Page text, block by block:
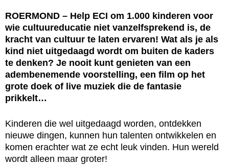
ROERMOND – Help ECI om 1.000 kinderen voor
wie cultuureducatie niet vanzelfsprekend is, de
kracht van cultuur te laten ervaren! Wat als je als
kind niet uitgedaagd wordt om buiten de kaders
te denken? Je nooit kunt genieten van een
adembenemende voorstelling, een film op het
grote doek of live muziek die de fantasie
prikkelt…
Kinderen die wel uitgedaagd worden, ontdekken
nieuwe dingen, kunnen hun talenten ontwikkelen en
komen erachter wat ze echt leuk vinden. Hun wereld
wordt alleen maar groter!